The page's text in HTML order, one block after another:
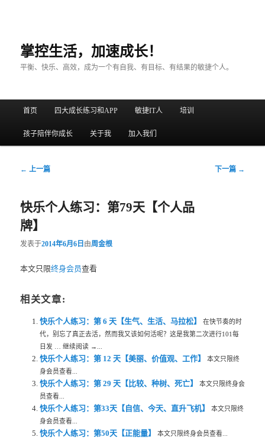
掌控生活，加速成长！
平衡、快乐、高效，成为一个有自我、有目标、有结果的敏捷个人。
跳至主内容区域
跳至副内容区域
首页 四大成长练习和APP 敏捷IT人 培训
孩子陪伴你成长 关于我 加入我们
文章导航
← 上一篇 下一篇 →
快乐个人练习：第79天【个人品
牌】
发表于2014年6月6日 由周金根
本文只限终身会员查看
相关文章:
快乐个人练习：第 6 天【生气、生活、马拉松】
在快节奏的时
代，别忘了真正去活，然而我又该如何活呢？这是我第二次进行101每
日发 … 继续阅读 →...
快乐个人练习：第 12 天【美丽、价值观、工作】
本文只限终
身会员查看...
快乐个人练习：第 29 天【比较、种树、死亡】
本文只限终身会
员查看...
快乐个人练习：第33天【自信、今天、直升飞机】
本文只限终
身会员查看...
快乐个人练习：第50天【正能量】 本文只限终身会员查看...